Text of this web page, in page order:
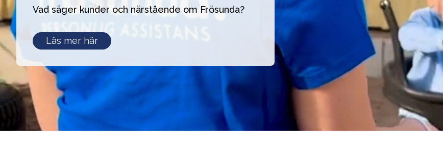
Vad säger kunder och närstående om Frösunda?
En
assistans
Läs mer här